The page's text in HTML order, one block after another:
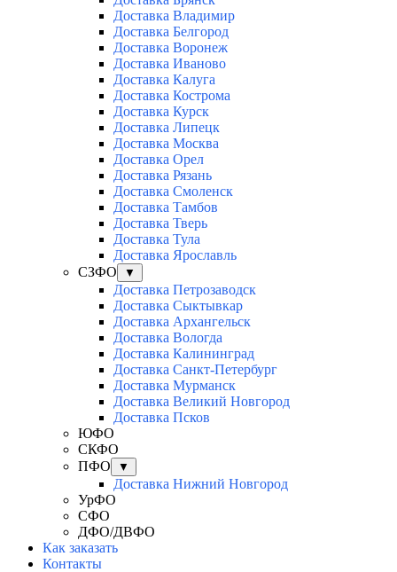
Доставка Владимир
Доставка Белгород
Доставка Воронеж
Доставка Иваново
Доставка Калуга
Доставка Кострома
Доставка Курск
Доставка Липецк
Доставка Москва
Доставка Орел
Доставка Рязань
Доставка Смоленск
Доставка Тамбов
Доставка Тверь
Доставка Тула
Доставка Ярославль
СЗФО
▼
Доставка Петрозаводск
Доставка Сыктывкар
Доставка Архангельск
Доставка Вологда
Доставка Калининград
Доставка Санкт-Петербург
Доставка Мурманск
Доставка Великий Новгород
Доставка Псков
ЮФО
СКФО
ПФО
▼
Доставка Нижний Новгород
УрФО
СФО
ДФО/ДВФО
Как заказать
Контакты